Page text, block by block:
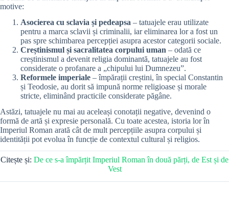
motive:
Asocierea cu sclavia și pedeapsa – tatuajele erau utilizate
pentru a marca sclavii și criminalii, iar eliminarea lor a fost un
pas spre schimbarea percepției asupra acestor categorii sociale.
Creștinismul și sacralitatea corpului uman – odată ce
creștinismul a devenit religia dominantă, tatuajele au fost
considerate o profanare a „chipului lui Dumnezeu”.
Reformele imperiale – împărații creștini, în special Constantin
și Teodosie, au dorit să impună norme religioase și morale
stricte, eliminând practicile considerate păgâne.
Astăzi, tatuajele nu mai au aceleași conotații negative, devenind o
formă de artă și expresie personală. Cu toate acestea, istoria lor în
Imperiul Roman arată cât de mult percepțiile asupra corpului și
identității pot evolua în funcție de contextul cultural și religios.
Citește și: De ce s-a împărțit Imperiul Roman în două părți, de Est și de
Vest